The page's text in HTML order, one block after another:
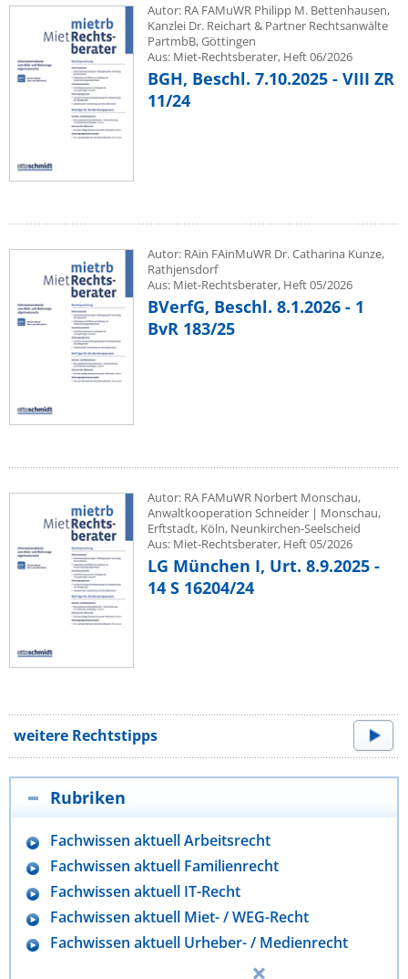
Autor: RA FAMuWR Philipp M. Bettenhausen,
Kanzlei Dr. Reichart & Partner Rechtsanwälte
PartmbB, Göttingen
Aus: Miet-Rechtsberater, Heft 06/2026
BGH, Beschl. 7.10.2025 - VIII ZR
11/24
Autor: RAin FAinMuWR Dr. Catharina Kunze,
Rathjensdorf
Aus: Miet-Rechtsberater, Heft 05/2026
BVerfG, Beschl. 8.1.2026 - 1
BvR 183/25
Autor: RA FAMuWR Norbert Monschau,
Anwaltkooperation Schneider | Monschau,
Erftstadt, Köln, Neunkirchen-Seelscheid
Aus: Miet-Rechtsberater, Heft 05/2026
LG München I, Urt. 8.9.2025 -
14 S 16204/24
weitere Rechtstipps
Rubriken
Fachwissen aktuell Arbeitsrecht
Fachwissen aktuell Familienrecht
Fachwissen aktuell IT-Recht
Fachwissen aktuell Miet- / WEG-Recht
Fachwissen aktuell Urheber- / Medienrecht